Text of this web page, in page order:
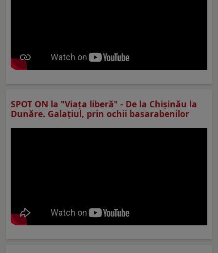
SPOT ON la "Viaţa liberă" - De la Chișinău la
Dunăre. Galațiul, prin ochii basarabenilor